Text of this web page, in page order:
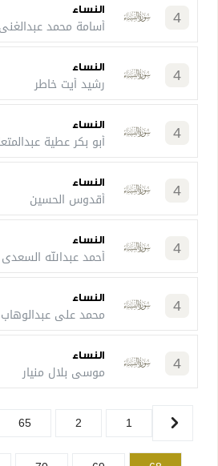
4 النساء
أسامة محمد
4 النساء
رشيد أيت خاطر
4 النساء
أبو بكر عطية
4 النساء
أقدوس الحسين
4 النساء
أحمد عبدالله السعدي
4 النساء
محمد علي عبدالوهاب
4 النساء
موسى بلال منيار
1
2
65